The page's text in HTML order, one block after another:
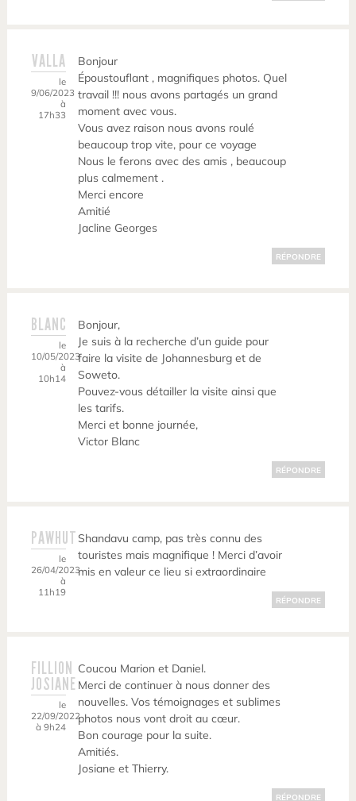
VALLA
le
9/06/2023
à
17h33
Bonjour
Époustouflant , magnifiques photos. Quel
travail !!! nous avons partagés un grand
moment avec vous.
Vous avez raison nous avons roulé
beaucoup trop vite, pour ce voyage
Nous le ferons avec des amis , beaucoup
plus calmement .
Merci encore
Amitié
Jacline Georges
RÉPONDRE
BLANC
le
10/05/2023
à
10h14
Bonjour,
Je suis à la recherche d’un guide pour
faire la visite de Johannesburg et de
Soweto.
Pouvez-vous détailler la visite ainsi que
les tarifs.
Merci et bonne journée,
Victor Blanc
RÉPONDRE
PAWHUT
le
26/04/2023
à
11h19
Shandavu camp, pas très connu des
touristes mais magnifique ! Merci d’avoir
mis en valeur ce lieu si extraordinaire
RÉPONDRE
FILLION
JOSIANE
le
22/09/2022
à 9h24
Coucou Marion et Daniel.
Merci de continuer à nous donner des
nouvelles. Vos témoignages et sublimes
photos nous vont droit au cœur.
Bon courage pour la suite.
Amitiés.
Josiane et Thierry.
RÉPONDRE